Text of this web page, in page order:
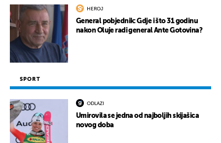
HEROJ
General pobjednik: Gdje i što 31 godinu
nakon Oluje radi general Ante Gotovina?
SPORT
ODLAZI
Umirovila se jedna od najboljih skijašica
novog doba